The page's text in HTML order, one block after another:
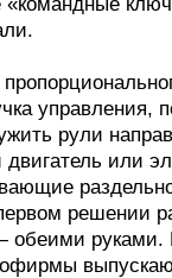
управления,
рули
двигатель или
решении
обеими руками.